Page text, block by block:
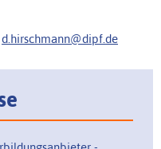
d.hirschmann@dipf.de